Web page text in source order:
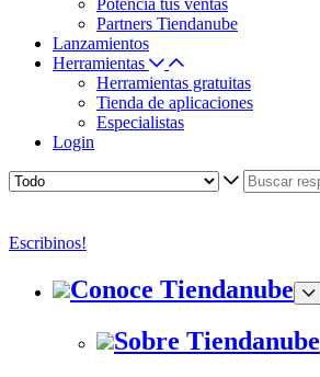
Potencia tus ventas
Partners Tiendanube
Lanzamientos
Herramientas
Herramientas gratuitas
Tienda de aplicaciones
Especialistas
Login
Escribinos!
Conoce Tiendanube
Sobre Tiendanube